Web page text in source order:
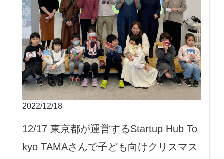
2022/12/18
12/17 東京都が運営するStartup Hub To
kyo TAMAさんで子ども向けクリスマス